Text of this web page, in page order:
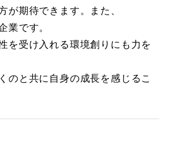
が期待できます。また、
業です。
を受け入れる環境創りにも力を
のと共に自身の成長を感じるこ